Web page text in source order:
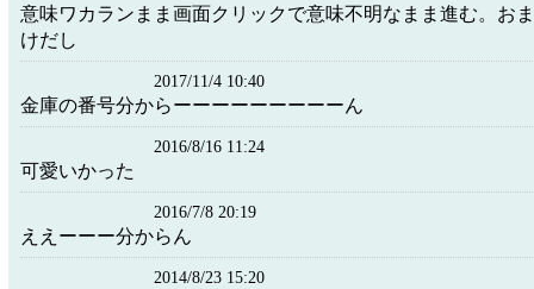
意味ワカランまま画面クリックで意味不明なまま進む。お
けだし
2017/11/4 10:40
金庫の番号分からーーーーーーーーーん
2016/8/16 11:24
可愛いかった
2016/7/8 20:19
ええーーー分からん
2014/8/23 15:20